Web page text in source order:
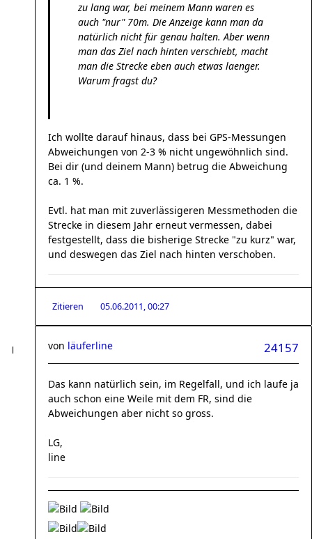
zu lang war, bei meinem Mann waren es
auch "nur" 70m. Die Anzeige kann man da
natürlich nicht für genau halten. Aber wenn
man das Ziel nach hinten verschiebt, macht
man die Strecke eben auch etwas laenger.
Warum fragst du?
Ich wollte darauf hinaus, dass bei GPS-Messungen
Abweichungen von 2-3 % nicht ungewöhnlich sind.
Bei dir (und deinem Mann) betrug die Abweichung
ca. 1 %.
Evtl. hat man mit zuverlässigeren Messmethoden die
Strecke in diesem Jahr erneut vermessen, dabei
festgestellt, dass die bisherige Strecke "zu kurz" war,
und deswegen das Ziel nach hinten verschoben.
Zitieren 05.06.2011, 00:27
24157
von läuferline
Das kann natürlich sein, im Regelfall, und ich laufe ja
auch schon eine Weile mit dem FR, sind die
Abweichungen aber nicht so gross.
LG,
line